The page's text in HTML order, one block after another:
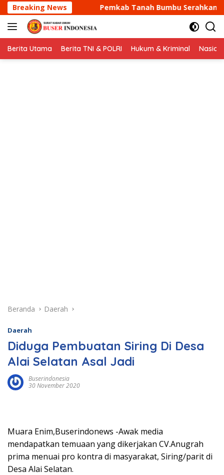
Langsung
ke
konten
Breaking News
Pemkab Tanah Bumbu Serahkan Sertifikat Halal Kepada
Berita Utama Berita TNI & POLRI Hukum & Kriminal
Beranda Daerah
Daerah
Diduga Pembuatan Siring Di Desa
Alai Selatan Asal Jadi
Buserindonesia
30 November 2020
Muara Enim,Buserindonews -Awak media
mendapatkan temuaan yang dikerjakan CV.Anugrah
prima menuai pro kontra di masyarakat, Siring/parit di
Desa Alai Selatan.